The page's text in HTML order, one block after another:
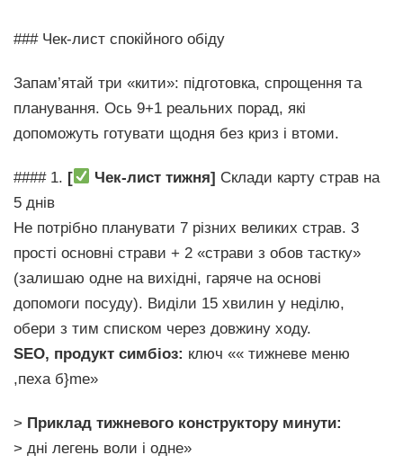
### Чек-лист спокійного обіду
Запам’ятай три «кити»: підготовка, спрощення та
планування. Ось 9+1 реальних порад, які
допоможуть готувати щодня без криз і втоми.
#### 1. [ Чек-лист тижня] Склади карту страв на
5 днів
Не потрібно планувати 7 різних великих страв. 3
прості основні страви + 2 «страви з обов тастку»
(залишаю одне на вихідні, гаряче на основі
допомоги посуду). Виділи 15 хвилин у неділю,
обери з тим списком через довжину ходу.
SEO, продукт симбіоз: ключ «« тижневе меню
,пеха б}me»
> Приклад тижневого конструктору минути:
> дні легень воли і одне»